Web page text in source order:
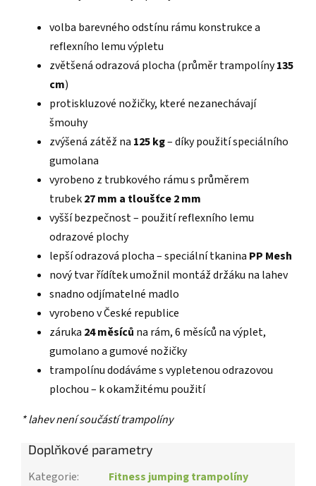
volba barevného odstínu rámu konstrukce a
reflexního lemu výpletu
zvětšená odrazová plocha (průměr trampolíny135
cm)
protiskluzové nožičky, které nezanechávají
šmouhy
zvýšená zátěž na 125 kg– díky použití speciálního
gumolana
vyrobeno z trubkového rámu s průměrem
trubek27 mm a tloušťce 2 mm
vyšší bezpečnost – použití reflexního lemu
odrazové plochy
lepší odrazová plocha – speciální tkanina PP Mesh
nový tvar řídítek umožnil montáž držáku na lahev
snadno odjímatelné madlo
vyrobeno v České republice
záruka 24 měsíců na rám, 6 měsíců na výplet,
gumolano a gumové nožičky
trampolínu dodáváme s vypletenou odrazovou
plochou – k okamžitému použití
* lahev není součástí trampolíny
Doplňkové parametry
Kategorie:
Fitness jumping trampolíny